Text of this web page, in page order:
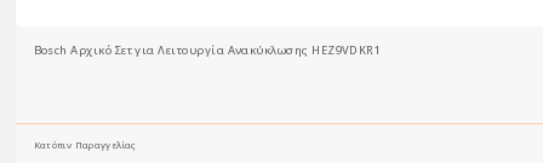
Bosch Αρχικό Σετ για Λειτουργία Ανακύκλωσης HEZ9VDKR1
Κατόπιν Παραγγελίας